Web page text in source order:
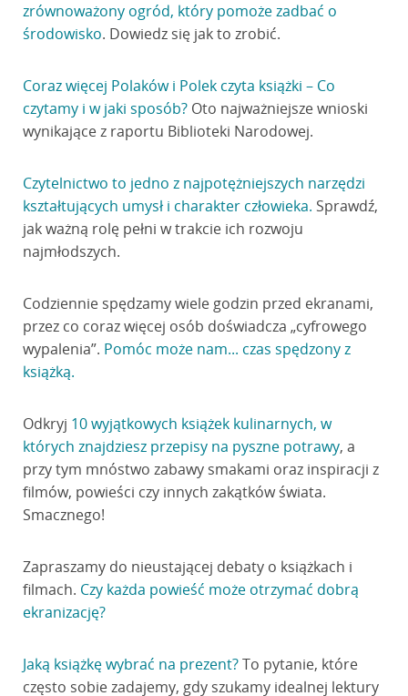
zrównoważony ogród, który pomoże zadbać o
środowisko. Dowiedz się jak to zrobić.
Coraz więcej Polaków i Polek czyta książki – Co
czytamy i w jaki sposób?Oto najważniejsze wnioski
wynikające z raportu Biblioteki Narodowej.
Czytelnictwo to jedno z najpotężniejszych narzędzi
kształtujących umysł i charakter człowieka. Sprawdź,
jak ważną rolę pełni w trakcie ich rozwoju
najmłodszych.
Codziennie spędzamy wiele godzin przed ekranami,
przez co coraz więcej osób doświadcza „cyfrowego
wypalenia”. Pomóc może nam... czas spędzony z
książką.
Odkryj 10 wyjątkowych książek kulinarnych, w
których znajdziesz przepisy na pyszne potrawy, a
przy tym mnóstwo zabawy smakami oraz inspiracji z
filmów, powieści czy innych zakątków świata.
Smacznego!
Zapraszamy do nieustającej debaty o książkach i
filmach. Czy każda powieść może otrzymać dobrą
ekranizację?
Jaką książkę wybrać na prezent?To pytanie, które
często sobie zadajemy, gdy szukamy idealnej lektury